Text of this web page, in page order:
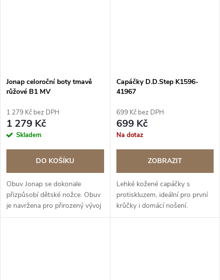
Jonap celoroční boty tmavě
růžové B1 MV
1 279 Kč bez DPH
1 279 Kč
Skladem
DO KOŠÍKU
Obuv Jonap se dokonale
přizpůsobí dětské nožce. Obuv
je navržena pro přirozený vývoj
nohy. BAREFOOT řada
Capáčky D.D.Step K1596-
41967
699 Kč bez DPH
699 Kč
Na dotaz
ZOBRAZIT
Lehké kožené capáčky s
protiskluzem, ideální pro první
krůčky i domácí nošení.